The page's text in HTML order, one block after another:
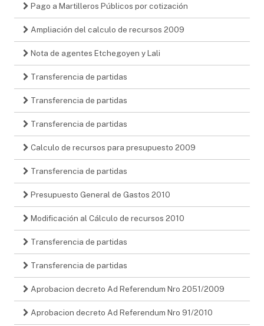
Pago a Martilleros Públicos por cotización
Ampliación del calculo de recursos 2009
Nota de agentes Etchegoyen y Lali
Transferencia de partidas
Transferencia de partidas
Transferencia de partidas
Calculo de recursos para presupuesto 2009
Transferencia de partidas
Presupuesto General de Gastos 2010
Modificación al Cálculo de recursos 2010
Transferencia de partidas
Transferencia de partidas
Aprobacion decreto Ad Referendum Nro 2051/2009
Aprobacion decreto Ad Referendum Nro 91/2010